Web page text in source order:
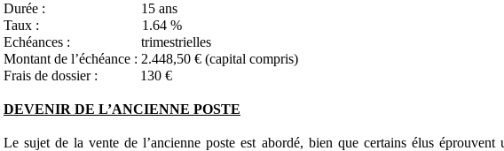
Durée : 15 ans
Taux : 1.64 %
Echéances : trimestrielles
Montant de l’échéance : 2.448,50 € (capital compris)
Frais de dossier : 130 €
DEVENIR DE L’ANCIENNE POSTE
Le sujet de la vente de l’ancienne poste est abordé, bien que certains élus éprouvent